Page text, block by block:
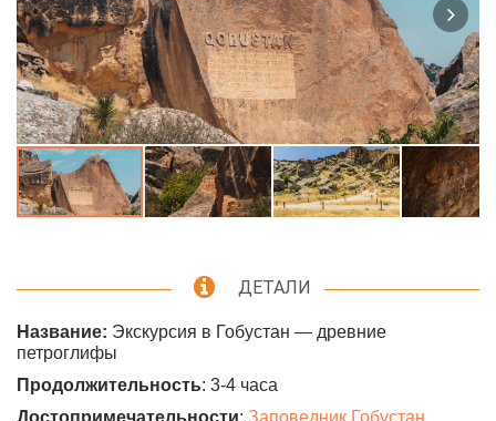
ДЕТАЛИ
Название: Экскурсия в Гобустан — древние
петроглифы
Продолжительность: 3-4 часа
Достопримечательности: Заповедник Гобустан